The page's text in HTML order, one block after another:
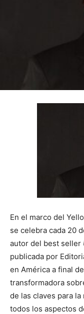
En el marco del
se celebra cada 20
autor del best seller
publicada por
en América a final
transformadora
de las claves para
todos los aspectos